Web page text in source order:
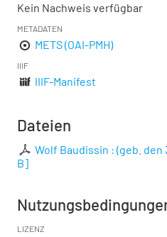
Kein Nachweis verfügbar
METADATEN
METS (OAI-PMH)
IIIF
IIIF-Manifest
Dateien
Wolf Baudissin : (geb. den
B]
LIZENZ